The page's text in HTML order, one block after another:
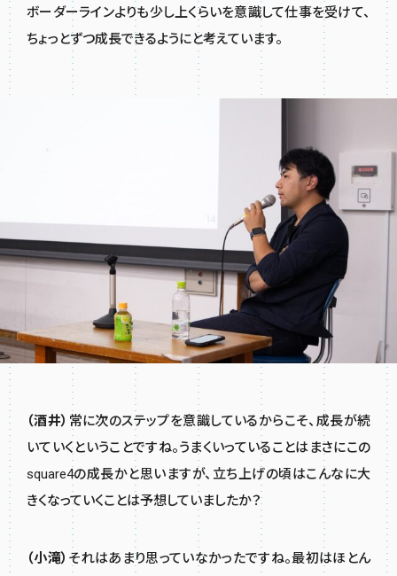
ボーダーラインよりも少し上くらいを意識して仕事を受けて、
ちょっとずつ成長できるようにと考えています。
（酒井） 常に次のステップを意識しているからこそ、成長が続
いていくということですね。うまくいっていることはまさにこの
square4の成長かと思いますが、立ち上げの頃はこんなに大
きくなっていくことは予想していましたか？
（小滝） それはあまり思っていなかったですね。最初はほとん